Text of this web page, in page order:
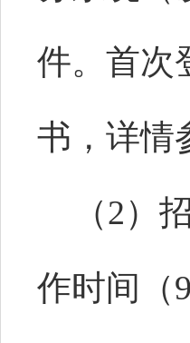
件。首次
书，详情
（2）
作时间（